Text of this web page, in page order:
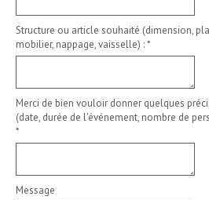
Structure ou article souhaité (dimension,
mobilier, nappage, vaisselle) :*
Merci de bien vouloir donner quelques
(date, durée de l'événement, nombre de
*
Message